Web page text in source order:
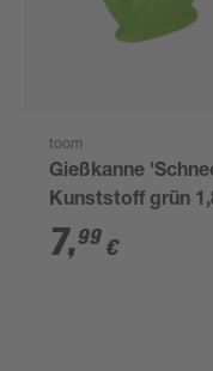
toom
Gießkanne
Kunststoff grün
7,99 €